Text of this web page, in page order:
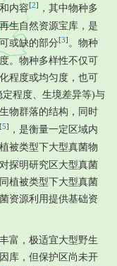
内容[2]
，其中物种多
生自然资源宝库，是
或缺的部分[3] 。物种
。物种多样性不仅可
程度或均匀度，也可
程度、生境差异等)与
物群落的结构，同时
[5]
，是衡量一定区域内
被类型下大型真菌物
探明研究区大型真菌
植被类型下大型真菌
资源利用提供基础资
富，极适宜大型野生
库，但保护区尚未开